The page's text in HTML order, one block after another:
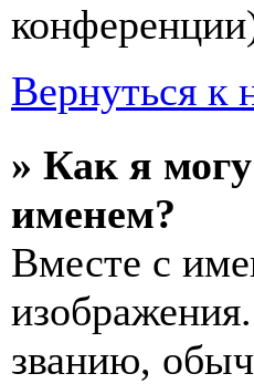
Вернуться к
» Как я
именем?
Вместе с
званию,